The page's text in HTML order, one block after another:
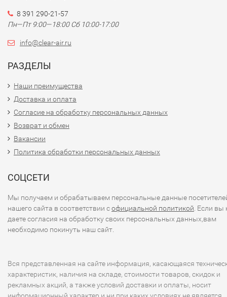
8 391 290-21-57
Пн—Пт 9:00—18:00 Сб 10:00-17:00
info@clear-air.ru
РАЗДЕЛЫ
Наши преимущества
Доставка и оплата
Согласие на обработку персональных данных
Возврат и обмен
Вакансии
Политика обработки персональных данных
СОЦСЕТИ
Мы получаем и обрабатываем персональные данные
нашего сайта в соответствии софициальной политикой . Если вы
даете согласия на обработку своих персональных данных,вам
необходимо покинуть наш сайт.
Вся представленная на сайте информация, касающаяся
характеристик, наличия на складе, стоимости товаров, скидок и
рекламных акций, а также условий доставки и оплаты, носит